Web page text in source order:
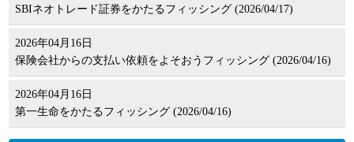
SBIネオトレード証券をかたるフィッシング (2026/04/17)
2026年04月16日
保険会社からの支払い依頼をよそおうフィッシング (2026/04/16)
2026年04月16日
第一生命をかたるフィッシング (2026/04/16)